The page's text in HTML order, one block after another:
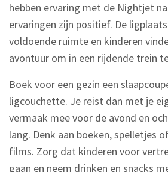
hebben ervaring met de Nightjet
ervaringen zijn positief. De
voldoende ruimte en kinderen
avontuur om in een rijdende trein
Boek voor een gezin een
ligcouchette. Je reist dan met je
vermaak mee voor de avond en
lang. Denk aan boeken, spelletjes
films. Zorg dat kinderen voor
gaan en neem drinken en snacks